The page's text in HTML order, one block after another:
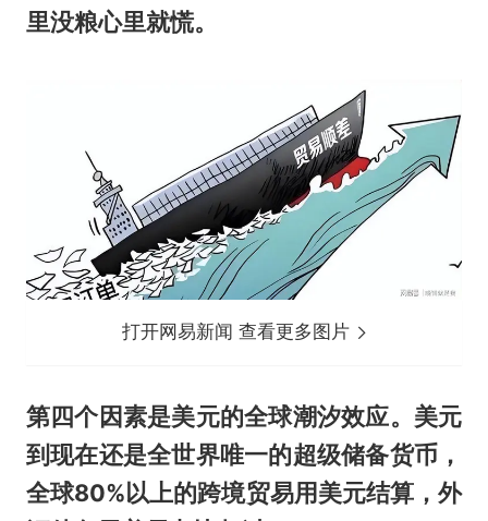
里没粮心里就慌。
打开网易新闻 查看更多图片
第四个因素是美元的全球潮汐效应。美元
到现在还是全世界唯一的超级储备货币，
全球80%以上的跨境贸易用美元结算，外